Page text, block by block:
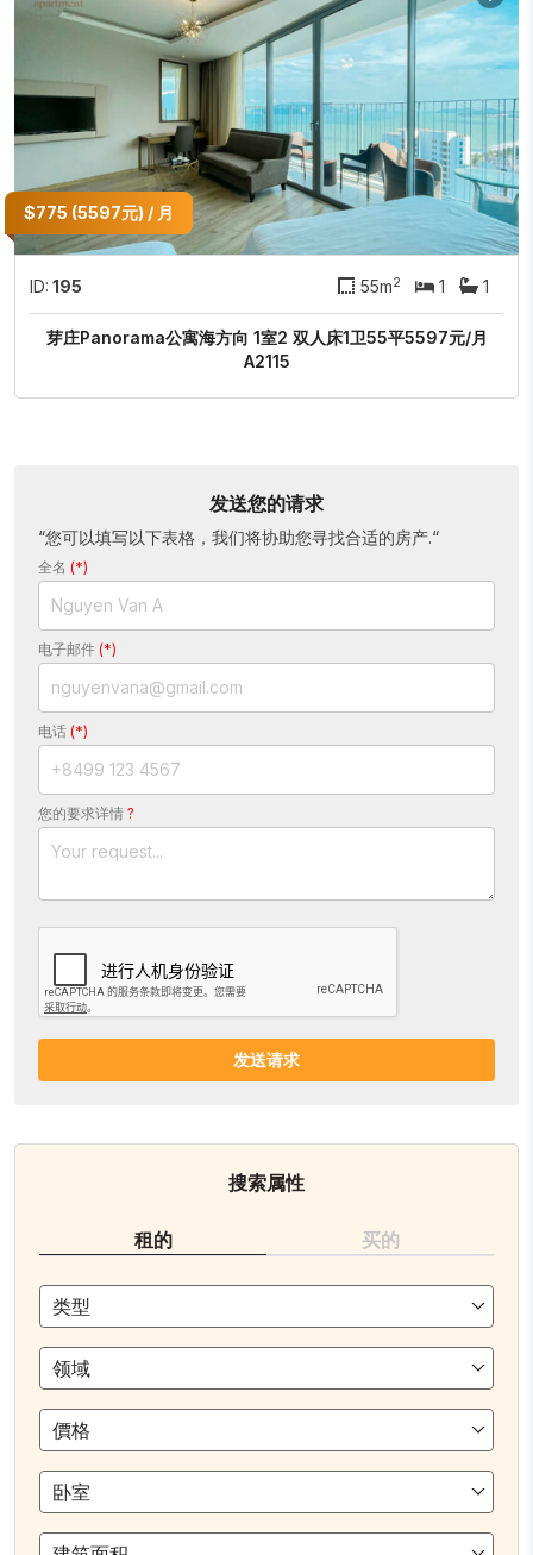
$775 (5597元) / 月
ID: 195 55m2 1 1
芽庄Panorama公寓海方向 1室2 双人床1卫55平5597元/月
A2115
发送您的请求
“您可以填写以下表格，我们将协助您寻找合适的房产.“
全名 (*)
电子邮件 (*)
电话 (*)
您的要求详情 ?
发送请求
搜索属性
租的 买的
类型
领域
價格
卧室